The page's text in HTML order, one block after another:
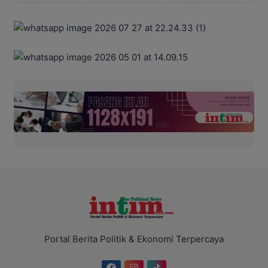
Portal Berita Politik & Ekonomi Terpercaya